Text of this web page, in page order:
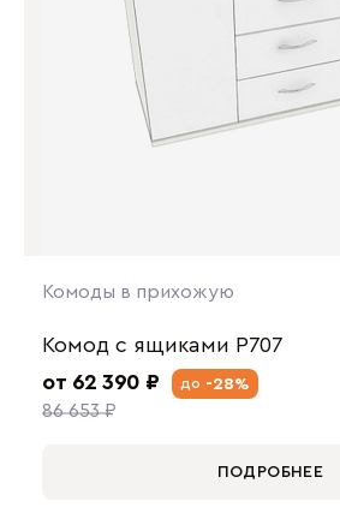
Комоды в прихожую
Комод с ящиками P707
от 62 390 ₽
86 653 ₽
до -28%
ПОДРОБНЕЕ